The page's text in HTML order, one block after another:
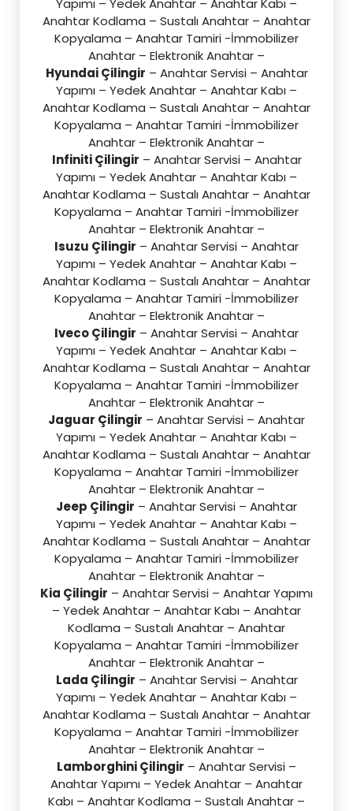
Yapımı – Yedek Anahtar – Anahtar Kabı –
Anahtar Kodlama – Sustalı Anahtar – Anahtar
Kopyalama – Anahtar Tamiri -İmmobilizer
Anahtar – Elektronik Anahtar –
Hyundai Çilingir – Anahtar Servisi – Anahtar
Yapımı – Yedek Anahtar – Anahtar Kabı –
Anahtar Kodlama – Sustalı Anahtar – Anahtar
Kopyalama – Anahtar Tamiri -İmmobilizer
Anahtar – Elektronik Anahtar –
Infiniti Çilingir – Anahtar Servisi – Anahtar
Yapımı – Yedek Anahtar – Anahtar Kabı –
Anahtar Kodlama – Sustalı Anahtar – Anahtar
Kopyalama – Anahtar Tamiri -İmmobilizer
Anahtar – Elektronik Anahtar –
Isuzu Çilingir – Anahtar Servisi – Anahtar
Yapımı – Yedek Anahtar – Anahtar Kabı –
Anahtar Kodlama – Sustalı Anahtar – Anahtar
Kopyalama – Anahtar Tamiri -İmmobilizer
Anahtar – Elektronik Anahtar –
Iveco Çilingir – Anahtar Servisi – Anahtar
Yapımı – Yedek Anahtar – Anahtar Kabı –
Anahtar Kodlama – Sustalı Anahtar – Anahtar
Kopyalama – Anahtar Tamiri -İmmobilizer
Anahtar – Elektronik Anahtar –
Jaguar Çilingir – Anahtar Servisi – Anahtar
Yapımı – Yedek Anahtar – Anahtar Kabı –
Anahtar Kodlama – Sustalı Anahtar – Anahtar
Kopyalama – Anahtar Tamiri -İmmobilizer
Anahtar – Elektronik Anahtar –
Jeep Çilingir – Anahtar Servisi – Anahtar
Yapımı – Yedek Anahtar – Anahtar Kabı –
Anahtar Kodlama – Sustalı Anahtar – Anahtar
Kopyalama – Anahtar Tamiri -İmmobilizer
Anahtar – Elektronik Anahtar –
Kia Çilingir – Anahtar Servisi – Anahtar Yapımı
– Yedek Anahtar – Anahtar Kabı – Anahtar
Kodlama – Sustalı Anahtar – Anahtar
Kopyalama – Anahtar Tamiri -İmmobilizer
Anahtar – Elektronik Anahtar –
Lada Çilingir – Anahtar Servisi – Anahtar
Yapımı – Yedek Anahtar – Anahtar Kabı –
Anahtar Kodlama – Sustalı Anahtar – Anahtar
Kopyalama – Anahtar Tamiri -İmmobilizer
Anahtar – Elektronik Anahtar –
Lamborghini Çilingir – Anahtar Servisi –
Anahtar Yapımı – Yedek Anahtar – Anahtar
Kabı – Anahtar Kodlama – Sustalı Anahtar –